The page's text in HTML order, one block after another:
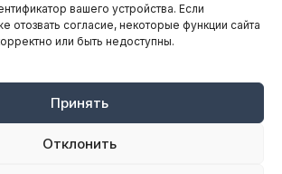
вашего устройства. Если
отозвать согласие, некоторые функции сайта
или быть недоступны.
Принять
Отклонить